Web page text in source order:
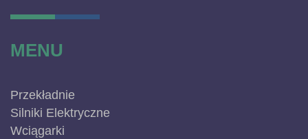
MENU
Przekładnie
Silniki Elektryczne
Wciągarki